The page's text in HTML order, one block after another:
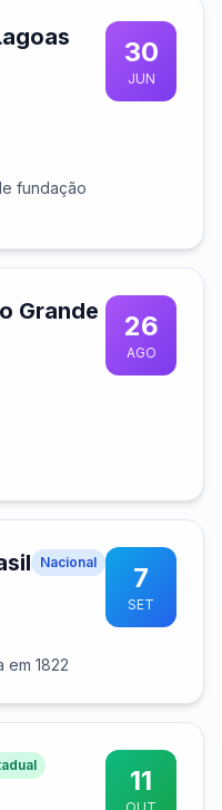
fundação
30
JUN
Grande 26
AGO
Nacional
1822
7
SET
11